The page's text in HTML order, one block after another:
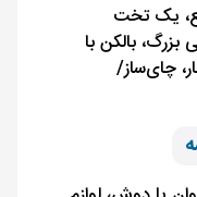
یک تخت
بالکن با
چای‌ساز/